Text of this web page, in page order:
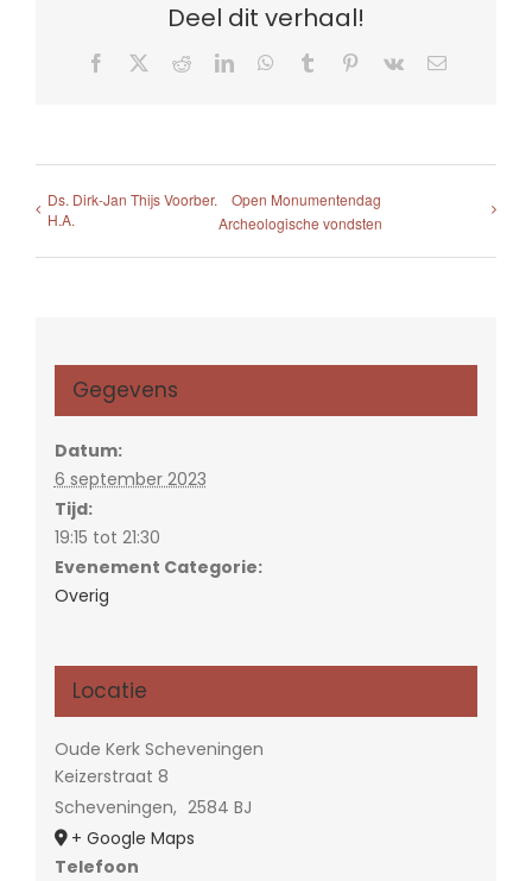
Deel dit verhaal!
Facebook RedditLinkedInWhatsApp
Tumblr Pinterest
Vk
E-
Ds. Dirk-Jan Thijs Voorber.
H.A.
Open Monumentendag
Archeologische vondsten
Gegevens
Datum:
6 september 2023
Tijd:
19:15 tot 21:30
Evenement Categorie:
Overig
Locatie
Oude Kerk Scheveningen
Keizerstraat 8
Scheveningen, 2584 BJ
+ Google Maps
Telefoon